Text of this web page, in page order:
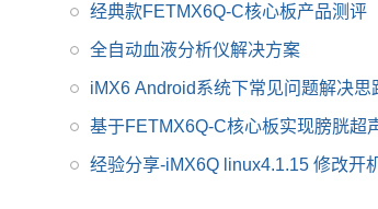
M嵌入式核心控制系统
研发、设计和生产,是im
尔imx6提供者,imx6系
列产品现已畅销全国,欢
迎咨询!
经典款FETMX6Q-C核心板产品测评
全自动血液分析仪解决方案
iMX6 Android系统下常见问题解决思
基于FETMX6Q-C核心板实现膀胱超
经验分享-iMX6Q linux4.1.15 修改开